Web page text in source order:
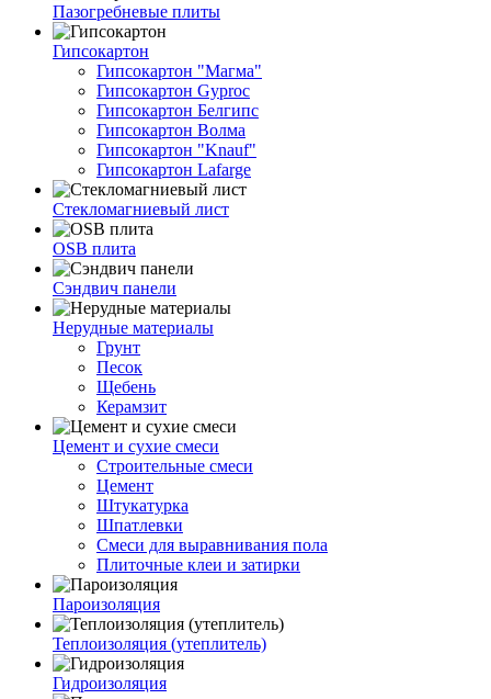
Пазогребневые плиты
Гипсокартон
Гипсокартон "Магма"
Гипсокартон Gyproc
Гипсокартон Белгипс
Гипсокартон Волма
Гипсокартон "Knauf"
Гипсокартон Lafarge
Стекломагниевый лист
OSB плита
Сэндвич панели
Нерудные материалы
Грунт
Песок
Щебень
Керамзит
Цемент и сухие смеси
Строительные смеси
Цемент
Штукатурка
Шпатлевки
Смеси для выравнивания пола
Плиточные клеи и затирки
Пароизоляция
Теплоизоляция (утеплитель)
Гидроизоляция